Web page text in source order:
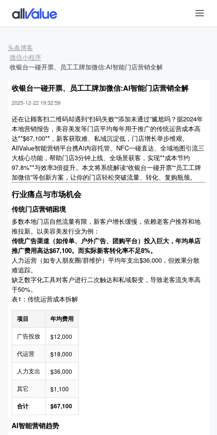
头条博客
微信小程序
收银台一碰开票、员工工牌加微信:AI智能门店营销全解
收银台一碰开票、员工工牌加微信:AI智能门店营销全解
2025-12-22 19:32:59
还在让顾客扫二维码却遇到“扫码失败”“添加未通过”尴尬吗？据2024年
本地营销报告，美容美发等门店平均每年用于推广的传统运营成本高
达**$67,100**，新客获取难、私域沉淀低，门店增长举步维艰。
AllValue智能营销平台携AI内容托管、NFC一碰直达、全域地图引流三
大核心功能，帮助门店3分钟上线、全场景获客，实现**成本节约
97.8%**与效率3倍提升。本文将系统解读“收银台一碰开票”“员工工牌
加微信”等创新方案，让你的门店轻松突破流量、转化、复购瓶颈。
行业痛点与市场机会
传统门店营销困境
多数本地门店自然流量有限，新客户增长缓慢，依赖老客户推荐和地
推拉新。以美容美发行业为例：
传统广告渠道（如传单、户外广告、团购平台）投入巨大，年均单店
推广费用高达$67,100。而实际新客转化率不足8%。
人力运营（如专人朋友圈/群维护）平均年支出$36,000，但效果分散
难追踪。
缺乏数字化工具对客户进行二次触达和私域裂变，导致老客流失率高
于50%。
表1：传统运营成本拆解
项目 年均费用
广告投放 $12,000
代运营 $18,000
人力支出 $36,000
其它 $1,100
合计 $67,100
AI智能营销趋势